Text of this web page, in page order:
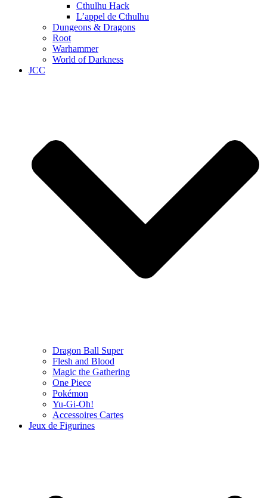
Cthulhu Hack
L’appel de Cthulhu
Dungeons & Dragons
Root
Warhammer
World of Darkness
JCC
Dragon Ball Super
Flesh and Blood
Magic the Gathering
One Piece
Pokémon
Yu-Gi-Oh!
Accessoires Cartes
Jeux de Figurines